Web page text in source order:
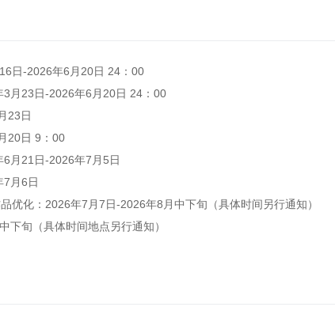
-2026年6月20日 24：00
23日-2026年6月20日 24：00
23日
日 9：00
21日-2026年7月5日
月6日
化：2026年7月7日-2026年8月中下旬（具体时间另行通知）
旬（具体时间地点另行通知）